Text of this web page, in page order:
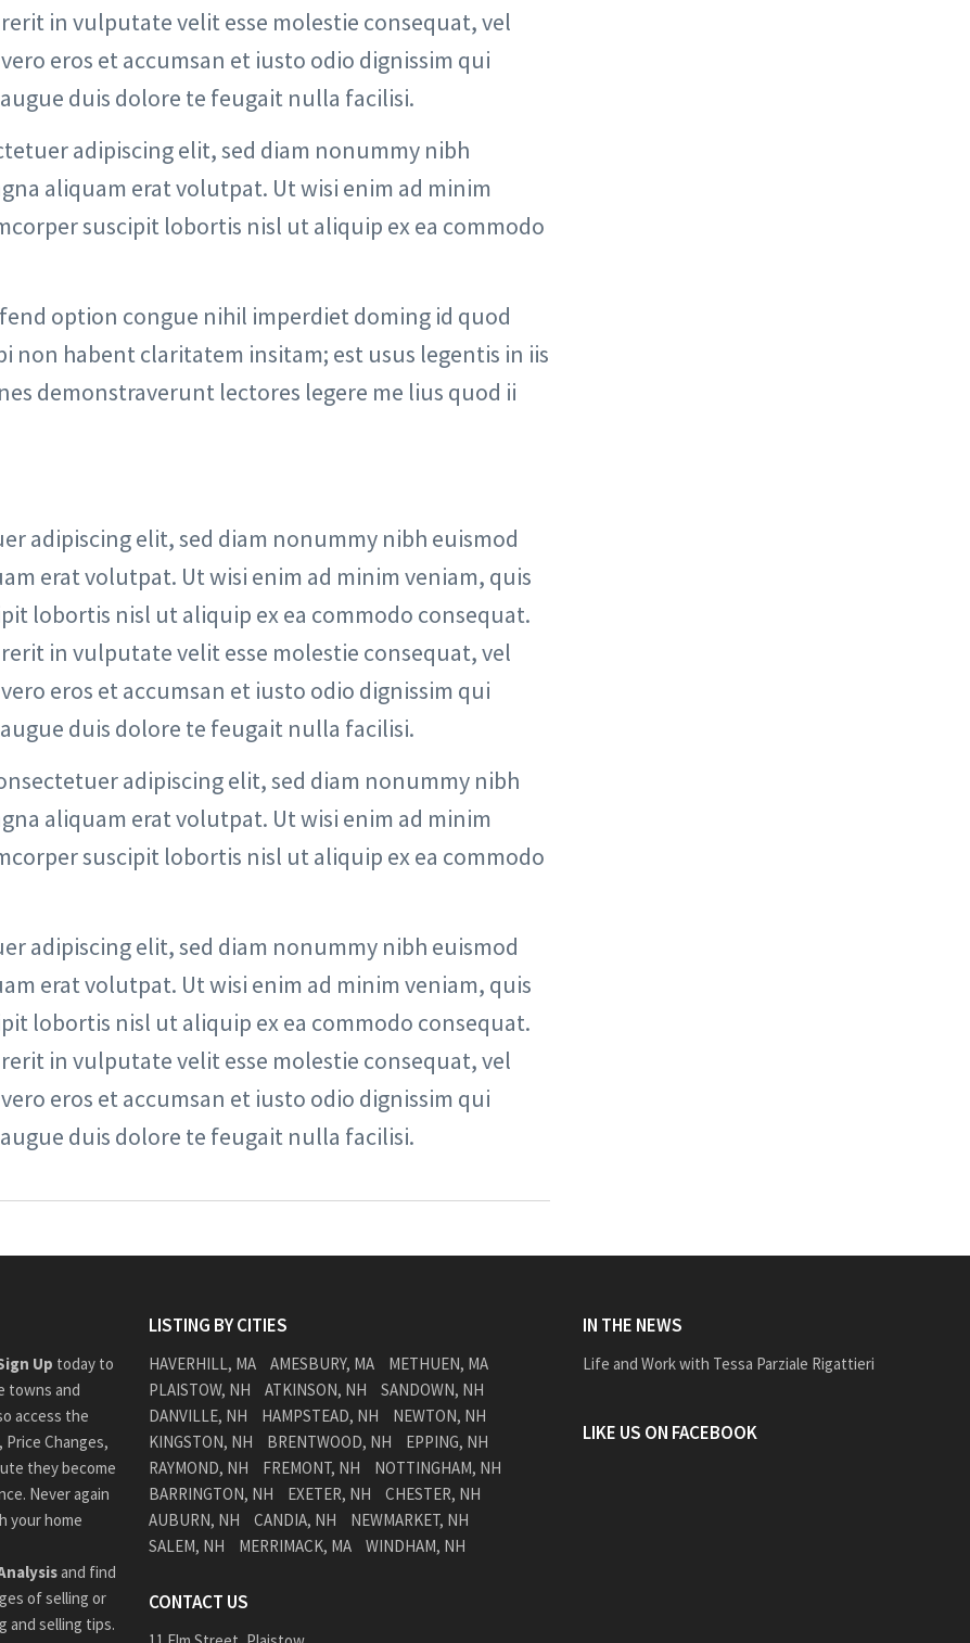
in vulputate velit esse molestie consequat, vel
eros et accumsan et iusto odio dignissim qui
duis dolore te feugait nulla facilisi.
adipiscing elit, sed diam nonummy nibh
aliquam erat volutpat. Ut wisi enim ad minim
suscipit lobortis nisl ut aliquip ex ea commodo
option congue nihil imperdiet doming id quod
non habent claritatem insitam; est usus legentis in iis
demonstraverunt lectores legere me lius quod ii
adipiscing elit, sed diam nonummy nibh euismod
erat volutpat. Ut wisi enim ad minim veniam, quis
lobortis nisl ut aliquip ex ea commodo consequat.
in vulputate velit esse molestie consequat, vel
eros et accumsan et iusto odio dignissim qui
duis dolore te feugait nulla facilisi.
adipiscing elit, sed diam nonummy nibh
aliquam erat volutpat. Ut wisi enim ad minim
suscipit lobortis nisl ut aliquip ex ea commodo
adipiscing elit, sed diam nonummy nibh euismod
erat volutpat. Ut wisi enim ad minim veniam, quis
lobortis nisl ut aliquip ex ea commodo consequat.
in vulputate velit esse molestie consequat, vel
eros et accumsan et iusto odio dignissim qui
duis dolore te feugait nulla facilisi.
Up today to
towns and
access the
Changes,
they become
Never again
your home
and find
of selling or
and selling tips.
LISTING BY CITIES
HAVERHILL, MA AMESBURY, MA
METHUEN, MA
PLAISTOW, NH
ATKINSON, NH
SANDOWN, NH
DANVILLE, NH
HAMPSTEAD, NH
NEWTON, NH
KINGSTON, NH
BRENTWOOD, NH
EPPING, NH
RAYMOND, NH
FREMONT, NH
NOTTINGHAM, NH
BARRINGTON, NH
EXETER, NH
CHESTER, NH
AUBURN, NH
CANDIA, NH
NEWMARKET, NH
SALEM, NH
MERRIMACK, MA WINDHAM, NH
CONTACT US
IN THE NEWS
Life and Work with Tessa Parziale Rigattieri
LIKE US ON FACEBOOK